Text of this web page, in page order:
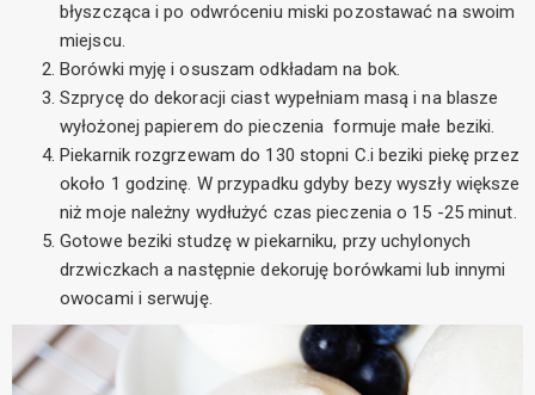
błyszcząca i po odwróceniu miski pozostawać na swoim
miejscu.
Borówki myję i osuszam odkładam na bok.
Szprycę do dekoracji ciast wypełniam masą i na blasze
wyłożonej papierem do pieczenia formuje małe beziki.
Piekarnik rozgrzewam do 130 stopni C.i beziki piekę przez
około 1 godzinę. W przypadku gdyby bezy wyszły większe
niż moje należny wydłużyć czas pieczenia o 15 -25 minut.
Gotowe beziki studzę w piekarniku, przy uchylonych
drzwiczkach a następnie dekoruję borówkami lub innymi
owocami i serwuję.